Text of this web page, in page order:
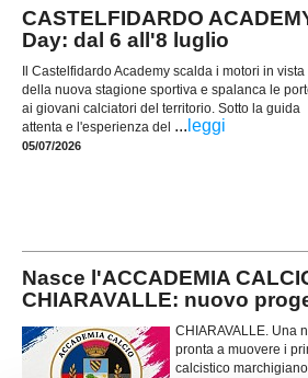
CASTELFIDARDO
Day: dal 6 all'8 luglio
Il Castelfidardo Academy scalda i motori in vista
della nuova stagione sportiva e spalanca le
ai giovani calciatori del territorio. Sotto la guida
attenta e l'esperienza del ... leggi
05/07/2026
Nasce l'ACCADEMIA
CHIARAVALLE: nuovo
CHIARAVALLE. Una
pronta a muovere i
calcistico